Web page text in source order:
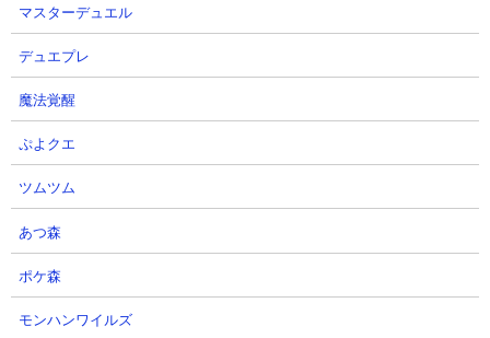
【強敵襲来 LV20 チャレンジ
騎士ガンダム ケンタウロス 開
発 配布 サポーター 機体】G
ジェネ ジージェネレーションエ
ターナル
無課金ゲーマー ノリ打ちTV パンツ
2026.08.06 17:28（22時間前）
[Gジェネエターナル]【強敵襲来】
態）Lv.20、かんたん攻略！
2026.08.06 17:08（22時間前）
マスターデュエル
デュエプレ
魔法覚醒
ぷよクエ
ツムツム
あつ森
ポケ森
モンハンワイルズ